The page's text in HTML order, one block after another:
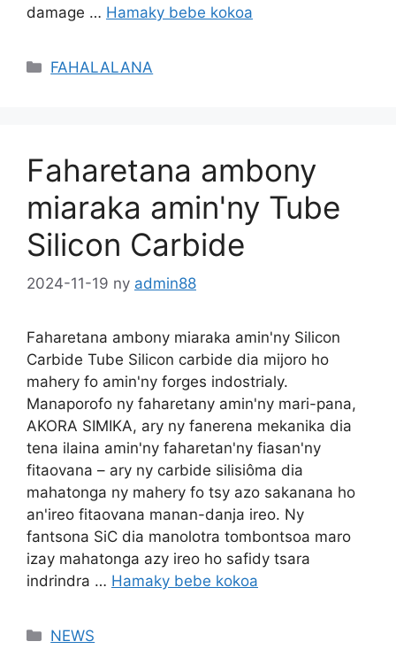
damage … Hamaky bebe kokoa
Sokajy
FAHALALANA
Faharetana ambony
miaraka amin'ny Tube
Silicon Carbide
2024-11-19 ny admin88
Faharetana ambony miaraka amin'ny Silicon
Carbide Tube Silicon carbide dia mijoro ho
mahery fo amin'ny forges indostrialy.
Manaporofo ny faharetany amin'ny mari-pana,
AKORA SIMIKA, ary ny fanerena mekanika dia
tena ilaina amin'ny faharetan'ny fiasan'ny
fitaovana – ary ny carbide silisiôma dia
mahatonga ny mahery fo tsy azo sakanana ho
an'ireo fitaovana manan-danja ireo. Ny
fantsona SiC dia manolotra tombontsoa maro
izay mahatonga azy ireo ho safidy tsara
indrindra … Hamaky bebe kokoa
Sokajy
NEWS